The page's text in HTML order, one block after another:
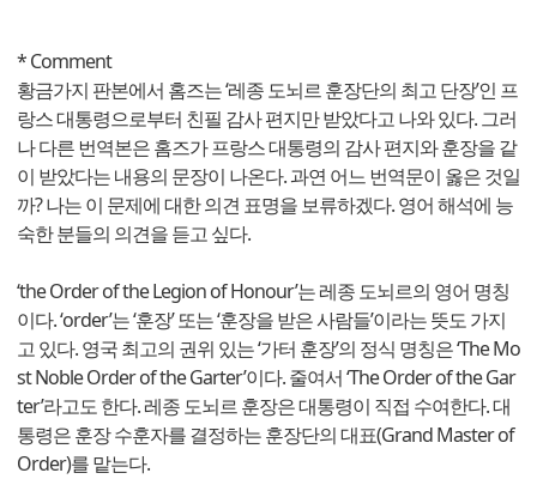
* Comment
황금가지 판본에서 홈즈는 ‘레종 도뇌르 훈장단의 최고 단장’인 프
랑스 대통령으로부터 친필 감사 편지만 받았다고 나와 있다. 그러
나 다른 번역본은 홈즈가 프랑스 대통령의 감사 편지와 훈장을 같
이 받았다는 내용의 문장이 나온다. 과연 어느 번역문이 옳은 것일
까? 나는 이 문제에 대한 의견 표명을 보류하겠다. 영어 해석에 능
숙한 분들의 의견을 듣고 싶다.
‘the Order of the Legion of Honour’는 레종 도뇌르의 영어 명칭
이다. ‘order’는 ‘훈장’ 또는 ‘훈장을 받은 사람들’이라는 뜻도 가지
고 있다. 영국 최고의 권위 있는 ‘가터 훈장’의 정식 명칭은 ‘The Mo
st Noble Order of the Garter’이다. 줄여서 ‘The Order of the Gar
ter’라고도 한다. 레종 도뇌르 훈장은 대통령이 직접 수여한다. 대
통령은 훈장 수훈자를 결정하는 훈장단의 대표(Grand Master of
Order)를 맡는다.